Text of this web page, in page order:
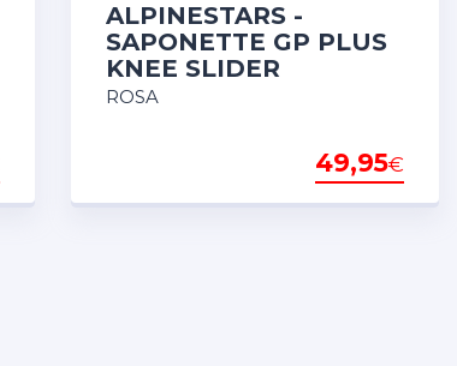
ALPINESTARS -
SAPONETTE GP PLUS
KNEE SLIDER
ROSA
49,95€